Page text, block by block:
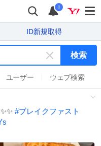
i
ID新規取得
キ
ー
ワ
ド
す
検索
ユーザー ウェブ検索
#ブレイクファスト